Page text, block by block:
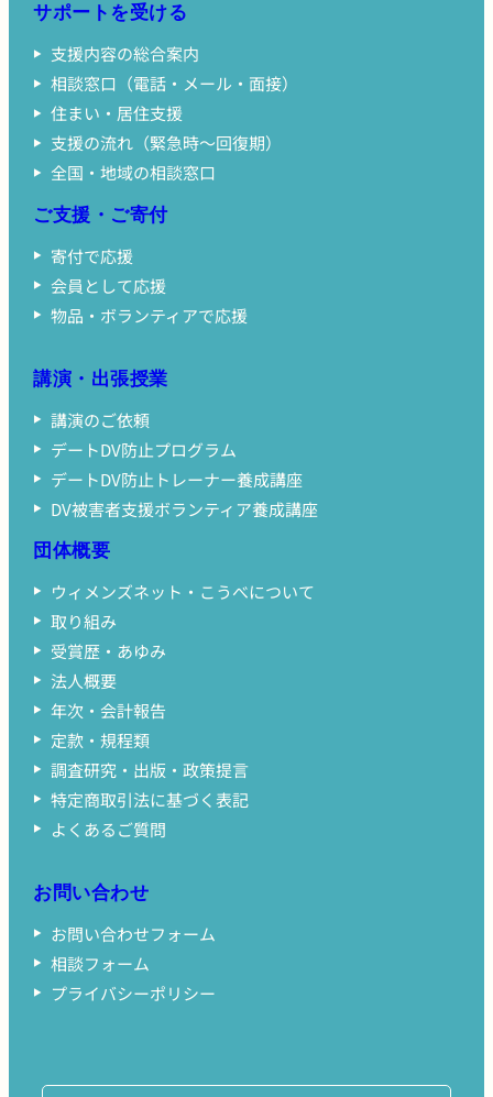
サポートを受ける
支援内容の総合案内
相談窓口（電話・メール・面接）
住まい・居住支援
支援の流れ（緊急時〜回復期）
全国・地域の相談窓口
ご支援・ご寄付
寄付で応援
会員として応援
物品・ボランティアで応援
講演・出張授業
講演のご依頼
デートDV防止プログラム
デートDV防止トレーナー養成講座
DV被害者支援ボランティア養成講座
団体概要
ウィメンズネット・こうべについて
取り組み
受賞歴・あゆみ
法人概要
年次・会計報告
定款・規程類
調査研究・出版・政策提言
特定商取引法に基づく表記
よくあるご質問
お問い合わせ
お問い合わせフォーム
相談フォーム
プライバシーポリシー